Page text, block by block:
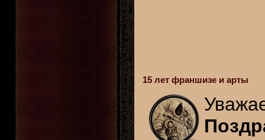
15 лет франшизе и арты